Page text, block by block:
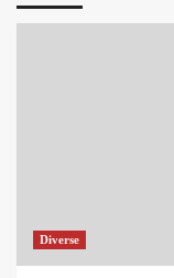
Diverse